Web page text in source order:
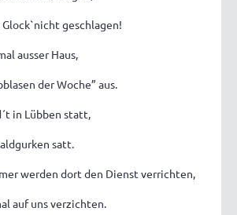
geschlagen!
ausser Haus,
der Woche” aus.
in Lübben statt,
satt.
werden dort den Dienst verrichten,
auf uns verzichten.